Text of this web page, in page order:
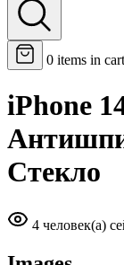
0 items in
iPhone
Стекло
4 человек(а)